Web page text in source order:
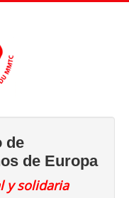
de
de Europa
y solidaria